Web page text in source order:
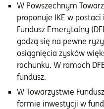
W Powszechnym
proponuje IKE w
Fundusz Emerytalny
godzą się na pewne
osiągnięcia zysków
rachunku. W ramach
fundusz.
W Towarzystwie
formie inwestycji w